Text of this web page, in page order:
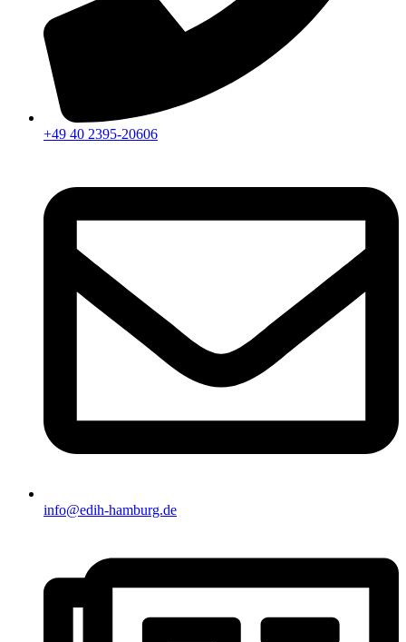
+49 40 2395-20606
info@edih-hamburg.de